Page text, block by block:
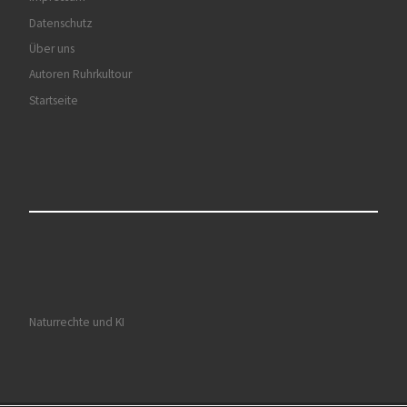
Datenschutz
Über uns
Autoren Ruhrkultour
Startseite
Naturrechte und KI